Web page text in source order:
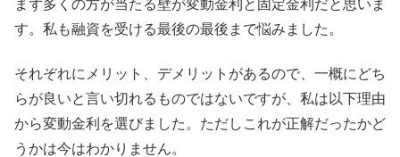
まず多くの方が当たる壁が変動金利と固定金利だと思いま
す。私も融資を受ける最後の最後まで悩みました。
それぞれにメリット、デメリットがあるので、一概にどち
らが良いと言い切れるものではないですが、私は以下理由
から変動金利を選びました。ただしこれが正解だったかど
うかは今はわかりません。